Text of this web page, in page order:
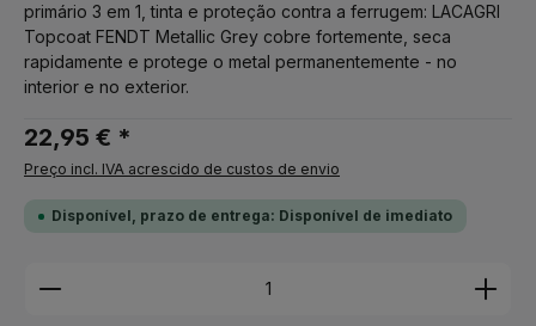
primário 3 em 1, tinta e proteção contra a ferrugem: LACAGRI
Topcoat FENDT Metallic Grey cobre fortemente, seca
rapidamente e protege o metal permanentemente - no
interior e no exterior.
22,95 € *
Preço incl. IVA acrescido de custos de envio
Disponível, prazo de entrega: Disponível de imediato
Quantidade do Produto: Insira a quantidade